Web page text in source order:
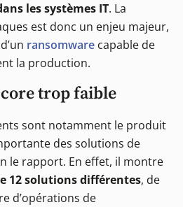
les systèmes IT. La
est donc un enjeu majeur,
ransomware capable de
la production.
trop faible
sont notamment le produit
des solutions de
le rapport. En effet, il montre
12 solutions différentes, de
d’opérations de